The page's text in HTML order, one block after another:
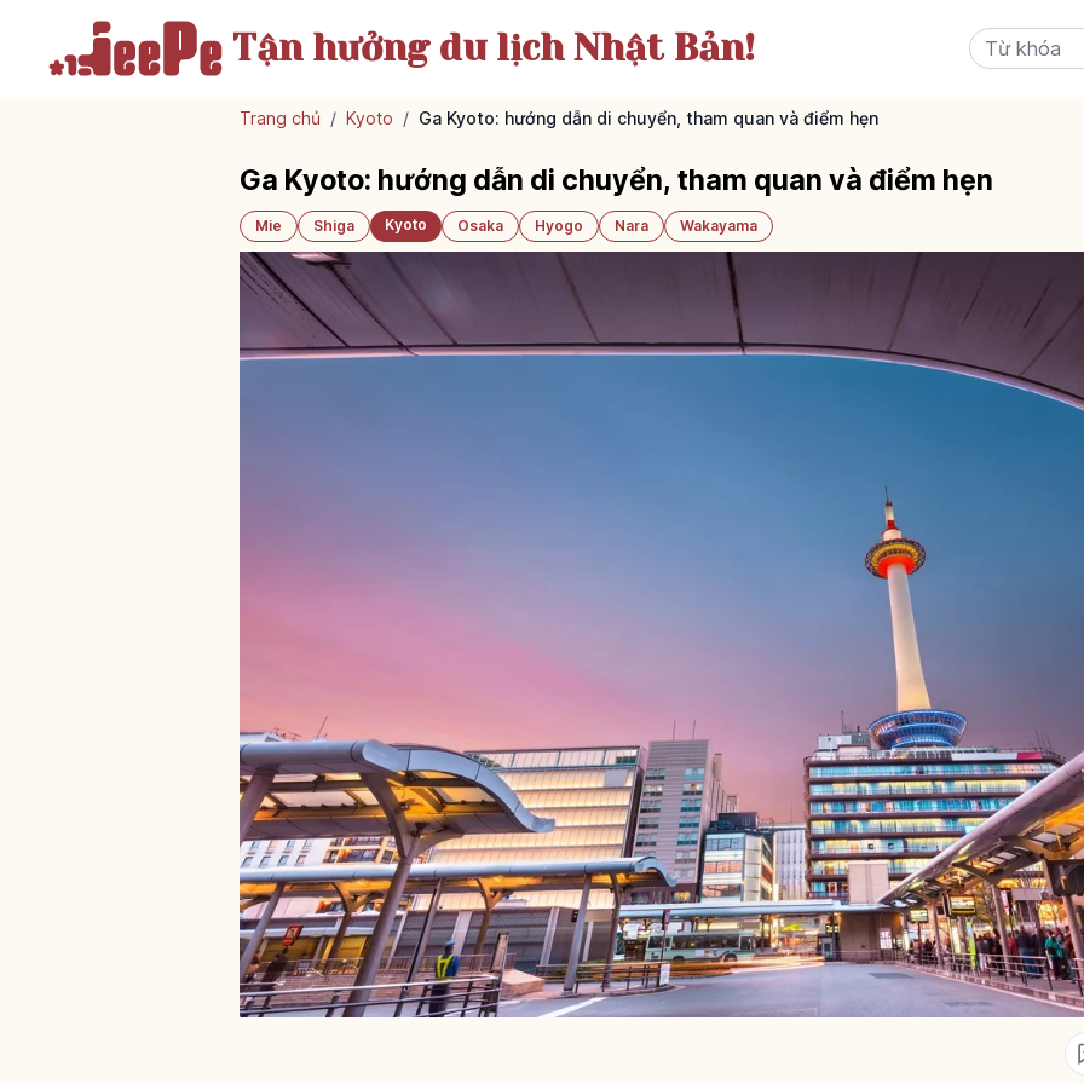
Tận hưởngdu lịch Nhật Bản!
Trang chủ / Kyoto / Ga Kyoto: hướng dẫn di chuyển, tham quan và điểm hẹn
Ga Kyoto: hướng dẫn di chuyển, tham quan và điểm hẹn
Mie Shiga Kyoto Osaka Hyogo Nara Wakayama